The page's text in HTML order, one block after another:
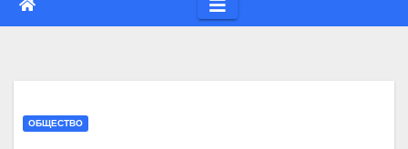
ОБЩЕСТВО